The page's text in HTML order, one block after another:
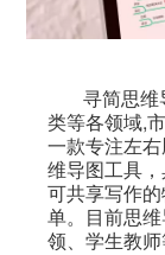
寻简思
类等各领域,
一款专注左
维导图工具
可共享写作
单。目前思
领、学生教师